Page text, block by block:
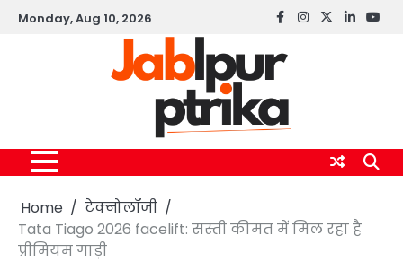
SkipMonday, Aug 10, 2026 Facebook
instagram
twitterlinkedin
Home
टेक्नोलॉजी
Tata Tiago 2026 facelift: सस्ती कीमत में मिल रहा है
प्रीमियम गाड़ी